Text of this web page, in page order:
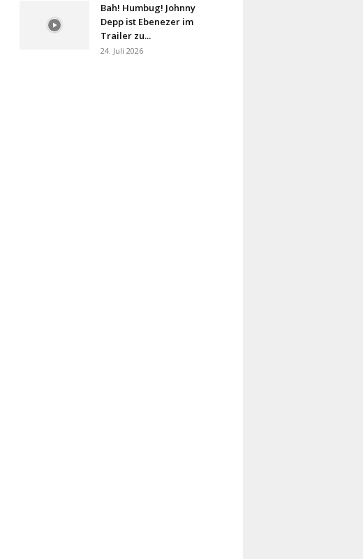
Bah! Humbug! Johnny
Depp ist Ebenezer im
Trailer zu...
24. Juli 2026